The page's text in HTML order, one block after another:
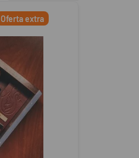
Oferta extra